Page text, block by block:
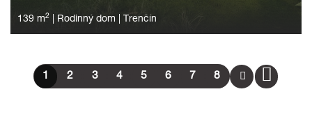
139 m2 Rodinný dom Trenčín
1 2 3 4 5 6 7 8